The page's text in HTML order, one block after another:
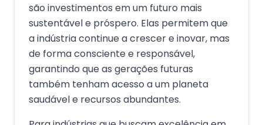
são investimentos em um futuro mais
sustentável e próspero. Elas permitem que
a indústria continue a crescer e inovar, mas
de forma consciente e responsável,
garantindo que as gerações futuras
também tenham acesso a um planeta
saudável e recursos abundantes.